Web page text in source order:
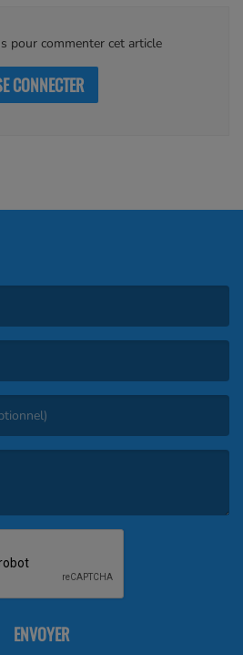
pour commenter cet article
CONNECTER
ENVOYER